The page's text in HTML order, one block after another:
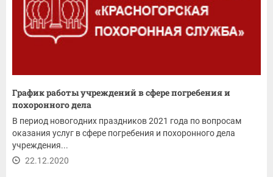
График работы учреждений в сфере погребения и
похоронного дела
В период новогодних праздников 2021 года по вопросам
оказания услуг в сфере погребения и похоронного дела
учреждения...
22.12.2020